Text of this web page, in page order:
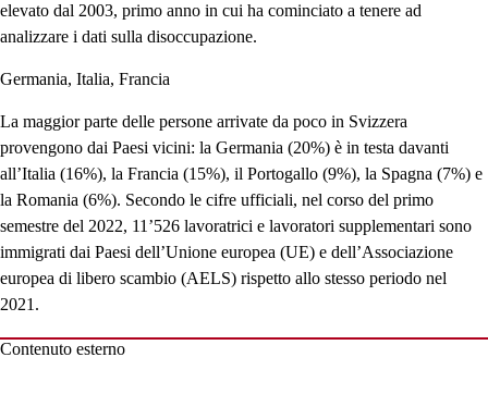
elevato dal 2003, primo anno in cui ha cominciato a tenere ad
analizzare i dati sulla disoccupazione.
Germania, Italia, Francia
La maggior parte delle persone arrivate da poco in Svizzera
provengono dai Paesi vicini: la Germania (20%) è in testa davanti
all’Italia (16%), la Francia (15%), il Portogallo (9%), la Spagna (7%) e
la Romania (6%). Secondo le cifre ufficiali, nel corso del primo
semestre del 2022, 11’526 lavoratrici e lavoratori supplementari sono
immigrati dai Paesi dell’Unione europea (UE) e dell’Associazione
europea di libero scambio (AELS) rispetto allo stesso periodo nel
2021.
Contenuto esterno